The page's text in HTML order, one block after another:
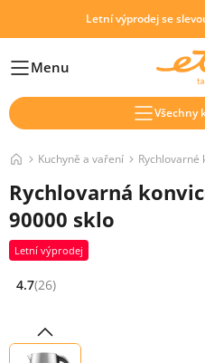
Letní výprodej se
HlavníMenu
Všechny
Kuchyně a vaření Rychlovarné
Rychlovarná
90000 sklo
Letní výprodej
Hodnocení: 4.7 z 5 (26 recenzí)
4.7(26)